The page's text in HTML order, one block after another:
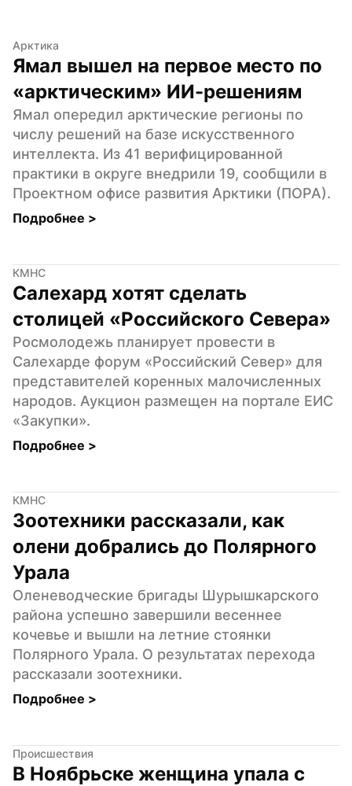
Арктика
Ямал вышел на первое место по
«арктическим» ИИ-решениям
Ямал опередил арктические регионы по
числу решений на базе искусственного
интеллекта. Из 41 верифицированной
практики в округе внедрили 19, сообщили в
Проектном офисе развития Арктики (ПОРА).
Подробнее >
КМНС
Салехард хотят сделать
столицей «Российского Севера»
Росмолодежь планирует провести в
Салехарде форум «Российский Север» для
представителей коренных малочисленных
народов. Аукцион размещен на портале ЕИС
«Закупки».
Подробнее >
КМНС
Зоотехники рассказали, как
олени добрались до Полярного
Урала
Оленеводческие бригады Шурышкарского
района успешно завершили весеннее
кочевье и вышли на летние стоянки
Полярного Урала. О результатах перехода
рассказали зоотехники.
Подробнее >
Происшествия
В Ноябрьске женщина упала с